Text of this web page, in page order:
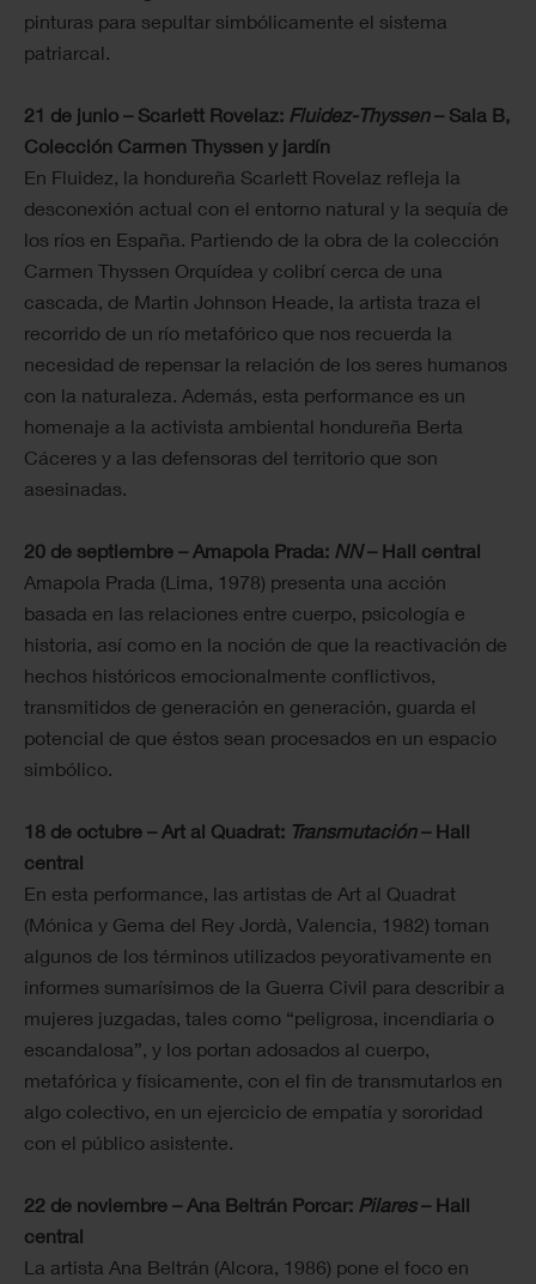
pinturas para sepultar simbólicamente el sistema
patriarcal.
21 de junio – Scarlett Rovelaz: Fluidez-Thyssen– Sala B,
Colección Carmen Thyssen y jardín
En Fluidez, la hondureña Scarlett Rovelaz refleja la
desconexión actual con el entorno natural y la sequía de
los ríos en España. Partiendo de la obra de la colección
Carmen Thyssen Orquídea y colibrí cerca de una
cascada, de Martin Johnson Heade, la artista traza el
recorrido de un río metafórico que nos recuerda la
necesidad de repensar la relación de los seres humanos
con la naturaleza. Además, esta performance es un
homenaje a la activista ambiental hondureña Berta
Cáceres y a las defensoras del territorio que son
asesinadas.
20 de septiembre – Amapola Prada: NN– Hall central
Amapola Prada (Lima, 1978) presenta una acción
basada en las relaciones entre cuerpo, psicología e
historia, así como en la noción de que la reactivación de
hechos históricos emocionalmente conflictivos,
transmitidos de generación en generación, guarda el
potencial de que éstos sean procesados en un espacio
simbólico.
18 de octubre – Art al Quadrat: Transmutación– Hall
central
En esta performance, las artistas de Art al Quadrat
(Mónica y Gema del Rey Jordà, Valencia, 1982) toman
algunos de los términos utilizados peyorativamente en
informes sumarísimos de la Guerra Civil para describir a
mujeres juzgadas, tales como “peligrosa, incendiaria o
escandalosa”, y los portan adosados al cuerpo,
metafórica y físicamente, con el fin de transmutarlos en
algo colectivo, en un ejercicio de empatía y sororidad
con el público asistente.
22 de noviembre – Ana Beltrán Porcar: Pilares– Hall
central
La artista Ana Beltrán (Alcora, 1986) pone el foco en